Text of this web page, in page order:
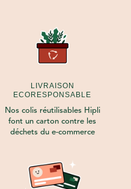
LIVRAISON
ECORESPONSABLE
Nos colis réutilisables Hipli
font un carton contre les
déchets du e-commerce